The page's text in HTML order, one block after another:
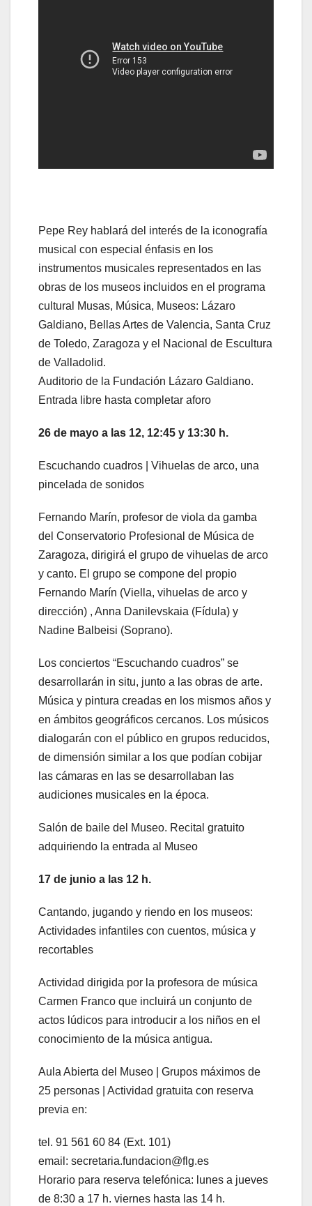
Pepe Rey hablará del interés de la iconografía
musical con especial énfasis en los
instrumentos musicales representados en las
obras de los museos incluidos en el programa
cultural Musas, Música, Museos: Lázaro
Galdiano, Bellas Artes de Valencia, Santa Cruz
de Toledo, Zaragoza y el Nacional de Escultura
de Valladolid.
Auditorio de la Fundación Lázaro Galdiano.
Entrada libre hasta completar aforo
26 de mayo a las 12, 12:45 y 13:30 h.
Escuchando cuadros | Vihuelas de arco, una
pincelada de sonidos
Fernando Marín, profesor de viola da gamba
del Conservatorio Profesional de Música de
Zaragoza, dirigirá el grupo de vihuelas de arco
y canto. El grupo se compone del propio
Fernando Marín (Viella, vihuelas de arco y
dirección) , Anna Danilevskaia (Fídula) y
Nadine Balbeisi (Soprano).
Los conciertos “Escuchando cuadros” se
desarrollarán in situ, junto a las obras de arte.
Música y pintura creadas en los mismos años y
en ámbitos geográficos cercanos. Los músicos
dialogarán con el público en grupos reducidos,
de dimensión similar a los que podían cobijar
las cámaras en las se desarrollaban las
audiciones musicales en la época.
Salón de baile del Museo. Recital gratuito
adquiriendo la entrada al Museo
17 de junio a las 12 h.
Cantando, jugando y riendo en los museos:
Actividades infantiles con cuentos, música y
recortables
Actividad dirigida por la profesora de música
Carmen Franco que incluirá un conjunto de
actos lúdicos para introducir a los niños en el
conocimiento de la música antigua.
Aula Abierta del Museo | Grupos máximos de
25 personas | Actividad gratuita con reserva
previa en:
tel. 91 561 60 84 (Ext. 101)
email: secretaria.fundacion@flg.es
Horario para reserva telefónica: lunes a jueves
de 8:30 a 17 h. viernes hasta las 14 h.